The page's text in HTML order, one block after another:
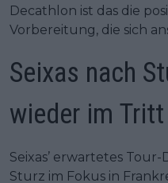
Decathlon ist das die
Vorbereitung, die sich
Seixas nach
wieder im Tritt
Seixas’ erwartetes
Sturz im Fokus in